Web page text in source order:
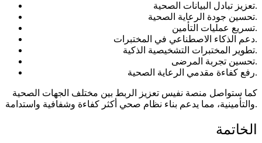
تعزيز تبادل البيانات الصحية.
تحسين جودة الرعاية الصحية.
تسريع عمليات التأمين.
دعم الذكاء الاصطناعي في المختبرات.
تطوير المختبرات التشخيصية الذكية.
تحسين تجربة المرضى.
رفع كفاءة مقدمي الرعاية الصحية.
كما ستواصل منصة نفيس تعزيز الربط بين مختلف الجهات الصحية
والتأمينية، مما يدعم بناء نظام صحي أكثر كفاءة وشفافية واستدامة.
الخاتمة